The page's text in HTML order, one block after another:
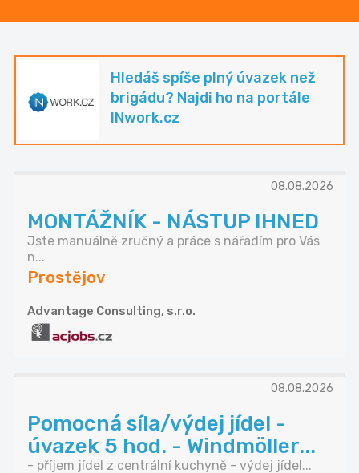
Hledáš spíše plný úvazek než
brigádu? Najdi ho na portále
INwork.cz
08.08.2026
MONTÁŽNÍK - NÁSTUP IHNED
Jste manuálně zručný a práce s nářadím pro Vás
n...
Prostějov
Advantage Consulting, s.r.o.
08.08.2026
Pomocná síla/výdej jídel -
úvazek 5 hod. - Windmöller...
- příjem jídel z centrální kuchyně - výdej jídel...